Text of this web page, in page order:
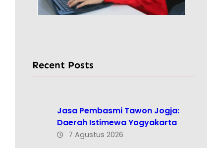
Recent Posts
Jasa Pembasmi Tawon Jogja:
Daerah Istimewa Yogyakarta
7 Agustus 2026